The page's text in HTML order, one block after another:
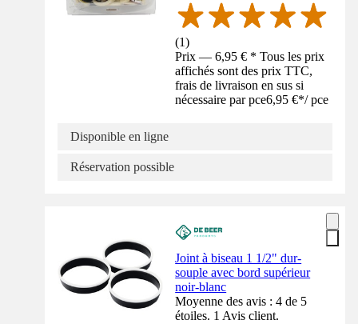
(1)
Prix — 6,95 € * Tous les prix
affichés sont des prix TTC,
frais de livraison en sus si
nécessaire par pce6,95 €*/ pce
Disponible en ligne
Réservation possible
Joint à biseau 1 1/2" dur-
souple avec bord supérieur
noir-blanc
Moyenne des avis : 4 de 5
étoiles. 1 Avis client.